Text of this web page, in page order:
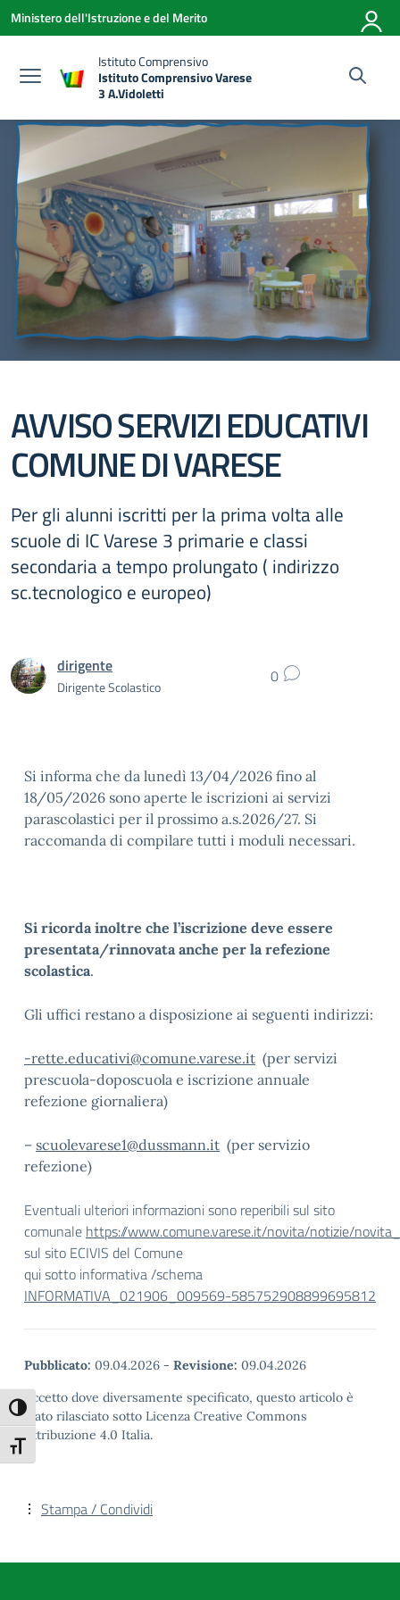
Attiva/disattiva alto contrasto
Attiva/disattiva dimensione testo
Vai ai contenuti
Vai al menu di navigazione
Vai al footer
Ministero dell'Istruzione e del Merito
Istituto Comprensivo
Istituto Comprensivo Varese
3 A.Vidoletti
AVVISO SERVIZI EDUCATIVI
COMUNE DI VARESE
Per gli alunni iscritti per la prima volta alle
scuole di IC Varese 3 primarie e classi
secondaria a tempo prolungato ( indirizzo
sc.tecnologico e europeo)
dirigente
Dirigente Scolastico 0
Si informa che da lunedì 13/04/2026 fino al
18/05/2026 sono aperte le iscrizioni ai servizi
parascolastici per il prossimo a.s.2026/27. Si
raccomanda di compilare tutti i moduli necessari.
Si ricorda inoltre che l’iscrizione deve essere
presentata/rinnovata anche per la refezione
scolastica.
Gli uffici restano a disposizione ai seguenti indirizzi:
-rette.educativi@comune.varese.it (per servizi
prescuola-doposcuola e iscrizione annuale
refezione giornaliera)
– scuolevarese1@dussmann.it (per servizio
refezione)
Eventuali ulteriori informazioni sono reperibili sul sito
comunale https://www.comune.varese.it/novita/notizie/
sul sito ECIVIS del Comune
qui sotto informativa /schema
INFORMATIVA_021906_009569-585752908899695812
Pubblicato: 09.04.2026 - Revisione: 09.04.2026
Eccetto dove diversamente specificato, questo articolo è
stato rilasciato sotto Licenza Creative Commons
Attribuzione 4.0 Italia.
Stampa / Condividi